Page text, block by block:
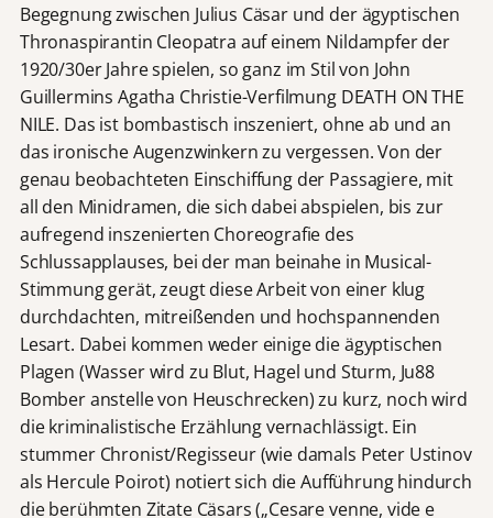
Begegnung zwischen Julius Cäsar und der ägyptischen
Thronaspirantin Cleopatra auf einem Nildampfer der
1920/30er Jahre spielen, so ganz im Stil von John
Guillermins Agatha Christie-Verfilmung DEATH ON THE
NILE. Das ist bombastisch inszeniert, ohne ab und an
das ironische Augenzwinkern zu vergessen. Von der
genau beobachteten Einschiffung der Passagiere, mit
all den Minidramen, die sich dabei abspielen, bis zur
aufregend inszenierten Choreografie des
Schlussapplauses, bei der man beinahe in Musical-
Stimmung gerät, zeugt diese Arbeit von einer klug
durchdachten, mitreißenden und hochspannenden
Lesart. Dabei kommen weder einige die ägyptischen
Plagen (Wasser wird zu Blut, Hagel und Sturm, Ju88
Bomber anstelle von Heuschrecken) zu kurz, noch wird
die kriminalistische Erzählung vernachlässigt. Ein
stummer Chronist/Regisseur (wie damals Peter Ustinov
als Hercule Poirot) notiert sich die Aufführung hindurch
die berühmten Zitate Cäsars („Cesare venne, vide e